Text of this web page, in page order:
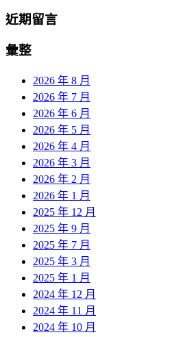
近期留言
彙整
2026 年 8 月
2026 年 7 月
2026 年 6 月
2026 年 5 月
2026 年 4 月
2026 年 3 月
2026 年 2 月
2026 年 1 月
2025 年 12 月
2025 年 9 月
2025 年 7 月
2025 年 3 月
2025 年 1 月
2024 年 12 月
2024 年 11 月
2024 年 10 月